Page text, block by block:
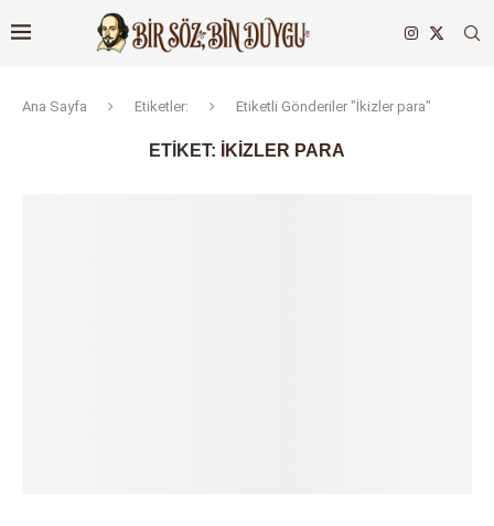
Ana Sayfa Etiketler: Etiketli Gönderiler "İkizler para"
ETIKET: İKIZLER PARA